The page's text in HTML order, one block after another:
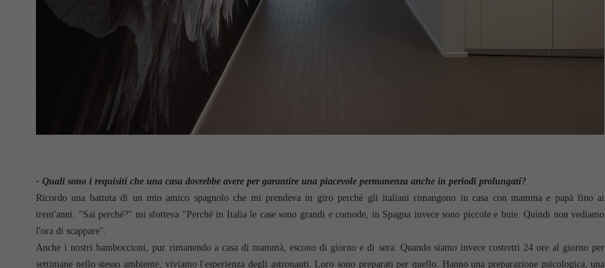
- Quali sono i requisiti che una casa dovrebbe avere per garantire una piacevole permanenza anche in periodi prolungati?
Ricordo una battuta di un mio amico spagnolo che mi prendeva in giro perché gli italiani rimangono in casa con mamma e papà fino ai
trent'anni. "Sai perché?" mi sfotteva "Perché in Italia le case sono grandi e comode, in Spagna invece sono piccole e buie. Quindi non vediamo
l'ora di scappare".
Anche i nostri bamboccioni, pur rimanendo a casa di mammà, escono di giorno e di sera. Quando siamo invece costretti 24 ore al giorno per
settimane nello stesso ambiente, viviamo l'esperienza degli astronauti. Loro sono preparati per quello. Hanno una preparazione psicologica, una